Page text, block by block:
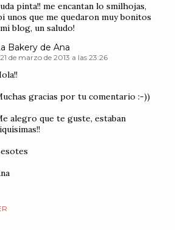
pinta!! me encantan lo smilhojas,
unos que me quedaron muy bonitos
blog, un saludo!
Bakery de Ana
21 de marzo de 2013 a las 23:26
gracias por tu comentario :-))
alegro que te guste, estaban